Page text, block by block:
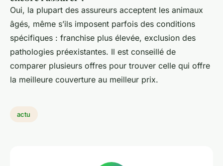
Oui, la plupart des assureurs acceptent les animaux
âgés, même s’ils imposent parfois des conditions
spécifiques : franchise plus élevée, exclusion des
pathologies préexistantes. Il est conseillé de
comparer plusieurs offres pour trouver celle qui offre
la meilleure couverture au meilleur prix.
actu